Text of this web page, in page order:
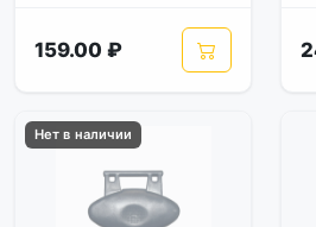
159.00 ₽
Нет в наличии